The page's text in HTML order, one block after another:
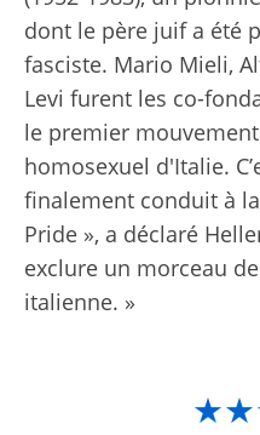
dont le père juif a été
fasciste. Mario Mieli,
Levi furent les co-
le premier
homosexuel d'Italie.
finalement conduit à
Pride », a déclaré
exclure un morceau
italienne. »